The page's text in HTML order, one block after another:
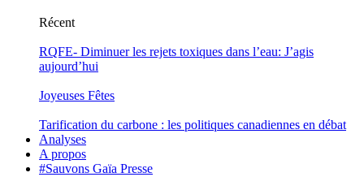
Récent
RQFE- Diminuer les rejets toxiques dans l’eau: J’agis
aujourd’hui
Joyeuses Fêtes
Tarification du carbone : les politiques canadiennes en débat
Analyses
A propos
#Sauvons Gaïa Presse